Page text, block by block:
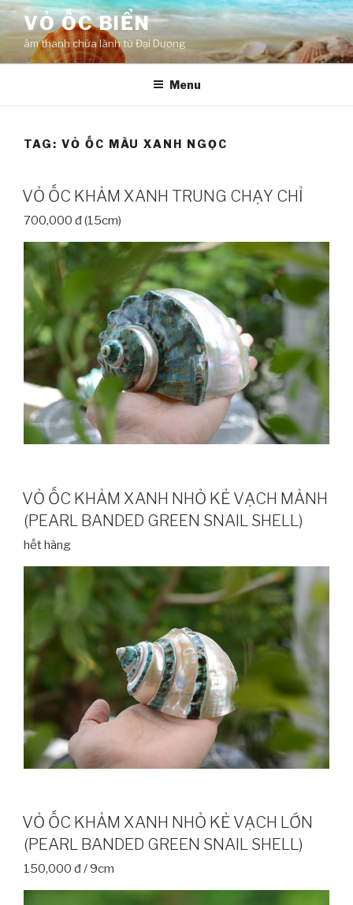
Skip
content
VỎ ỐC BIỂN
âm thanh chữa lành từ Đại Dương
Menu
TAG: VỎ ỐC MÀU XANH NGỌC
VỎ ỐC KHẢM XANH TRUNG CHẠY CHỈ
700,000 đ (15cm)
VỎ ỐC KHẢM XANH NHỎ KẺ VẠCH MẢNH
(PEARL BANDED GREEN SNAIL SHELL)
hết hàng
VỎ ỐC KHẢM XANH NHỎ KẺ VẠCH LỚN
(PEARL BANDED GREEN SNAIL SHELL)
150,000 đ / 9cm